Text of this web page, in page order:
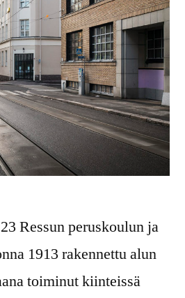
Ressun peruskoulun ja
1913 rakennettu alun
toiminut kiinteissä